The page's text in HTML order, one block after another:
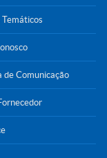
Temáticos
de Comunicação